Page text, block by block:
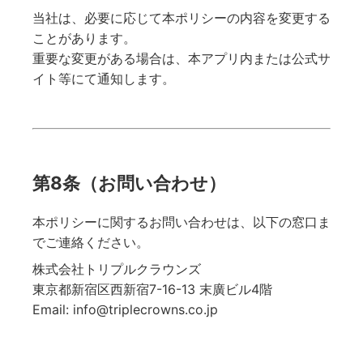
当社は、必要に応じて本ポリシーの内容を変更する
ことがあります。
重要な変更がある場合は、本アプリ内または公式サ
イト等にて通知します。
第8条（お問い合わせ）
本ポリシーに関するお問い合わせは、以下の窓口ま
でご連絡ください。
株式会社トリプルクラウンズ
東京都新宿区西新宿7-16-13 末廣ビル4階
Email: info@triplecrowns.co.jp